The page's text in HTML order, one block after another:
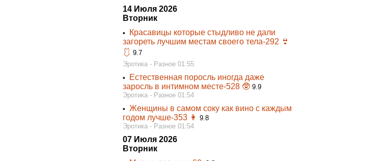
14 Июля 2026
Вторник
•
Красавицы которые стыдливо не дали
загореть лучшим местам своего тела-292 👙
🩱 9.7
Эротика - Разное 01:55
•
Естественная поросль иногда даже
заросль в интимном месте-528 🥸 9.9
Эротика - Разное 01:54
• Женщины в самом соку как вино с каждым
годом лучше-353 👩‍ 9.8
Эротика - Разное 01:54
07 Июля 2026
Вторник